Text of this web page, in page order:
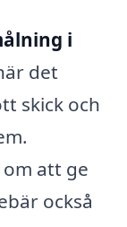
i
det
skick och
att ge
också